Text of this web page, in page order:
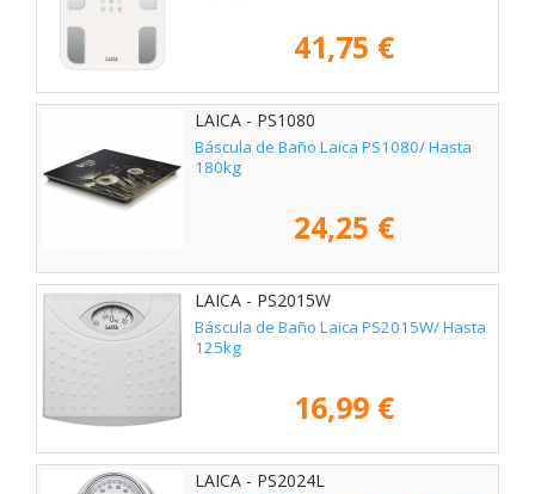
41,75 €
LAICA - PS1080
Báscula de Baño Laica PS1080/ Hasta
180kg
24,25 €
LAICA - PS2015W
Báscula de Baño Laica PS2015W/ Hasta
125kg
16,99 €
LAICA - PS2024L